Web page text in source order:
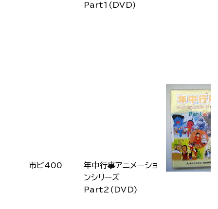
Part1(DVD)
市ビ400
年中行事アニメーショ
ンシリーズ
Part2(DVD)